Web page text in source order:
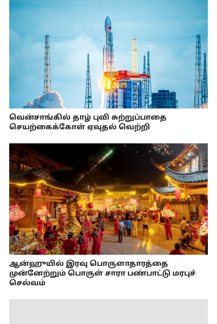
வென்சாங்கில் தாழ் புவி சுற்றுப்பாதை
செயற்கைக்கோள் ஏவுதல் வெற்றி
ஆன்ஹுயில் இரவு பொருளாதாரத்தை
முன்னேற்றும் பொருள் சாரா பண்பாட்டு மரபுச்
செல்வம்